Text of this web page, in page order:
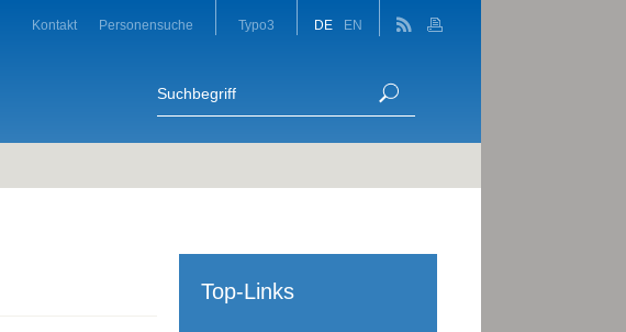
Kontakt Personensuche Typo3 DE EN
Top-Links